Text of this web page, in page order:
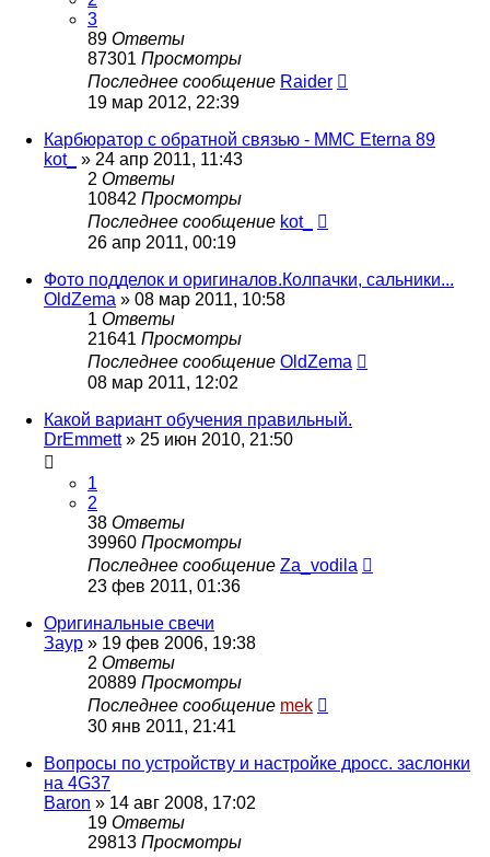
3
89 Ответы
87301 Просмотры
Последнее сообщение Raider
19 мар 2012, 22:39
Карбюратор с обратной связью - MMC Eterna 89
kot_
» 24 апр 2011, 11:43
2 Ответы
10842 Просмотры
Последнее сообщение kot_
26 апр 2011, 00:19
Фото подделок и оригиналов.Колпачки, сальники...
OldZema » 08 мар 2011, 10:58
1 Ответы
21641 Просмотры
Последнее сообщение OldZema
08 мар 2011, 12:02
Какой вариант обучения правильный.
DrEmmett» 25 июн 2010, 21:50
1
2
38 Ответы
39960 Просмотры
Последнее сообщение Za_vodila
23 фев 2011, 01:36
Оригинальные свечи
Заур » 19 фев 2006, 19:38
2 Ответы
20889 Просмотры
Последнее сообщение mek
30 янв 2011, 21:41
Вопросы по устройству и настройке дросс. заслонки
на 4G37
Baron » 14 авг 2008, 17:02
19 Ответы
29813 Просмотры